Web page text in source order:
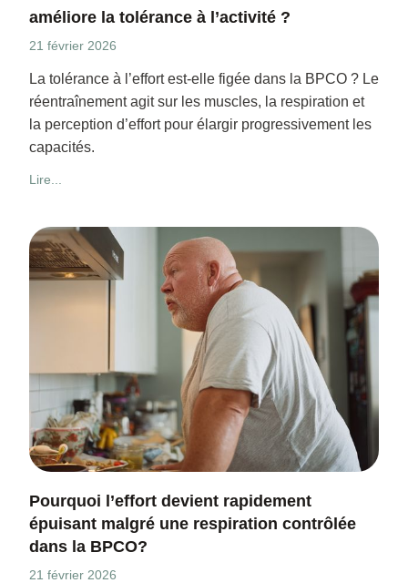
améliore la tolérance à l’activité ?
21 février 2026
La tolérance à l’effort est-elle figée dans la BPCO ? Le
réentraînement agit sur les muscles, la respiration et
la perception d’effort pour élargir progressivement les
capacités.
Lire...
Pourquoi l’effort devient rapidement
épuisant malgré une respiration contrôlée
dans la BPCO?
21 février 2026